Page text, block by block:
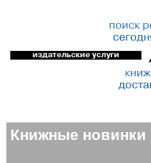
Книжные новинки